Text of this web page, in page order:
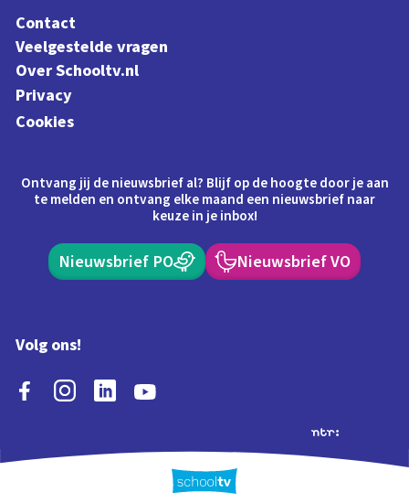
Contact
Veelgestelde vragen
Over Schooltv.nl
Privacy
Cookies
Ontvang jij de nieuwsbrief al? Blijf op de hoogte door je aan
te melden en ontvang elke maand een nieuwsbrief naar
keuze in je inbox!
Nieuwsbrief PO Nieuwsbrief VO
Volg ons!